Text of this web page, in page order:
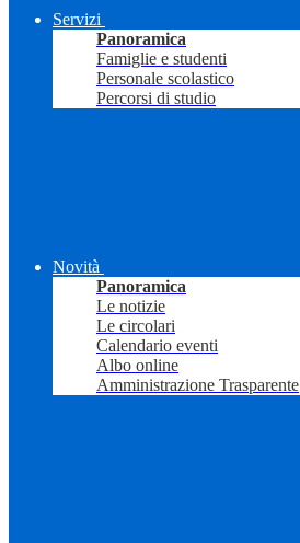
Servizi
Panoramica
Famiglie e studenti
Personale scolastico
Percorsi di studio
Novità
Panoramica
Le notizie
Le circolari
Calendario eventi
Albo online
Amministrazione Trasparente